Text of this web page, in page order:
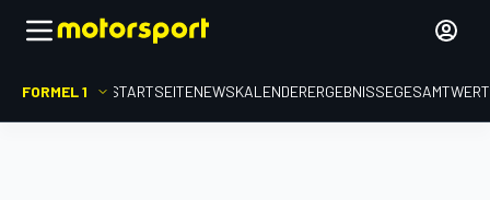
FORMEL 1 STARTSEITENEWSKALENDERERGEBNISSE